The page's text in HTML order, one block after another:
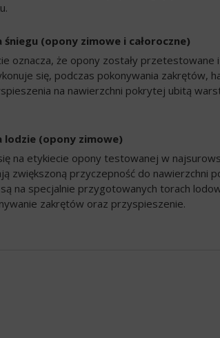
śniegu (opony zimowe i całoroczne)
oznacza, że opony zostały przetestowane
się, podczas pokonywania zakrętów,
na nawierzchni pokrytej ubitą
lodzie (opony zimowe)
na etykiecie opony testowanej w
zwiększoną przyczepność do nawierzchni
na specjalnie przygotowanych torach
zakrętów oraz przyspieszenie.